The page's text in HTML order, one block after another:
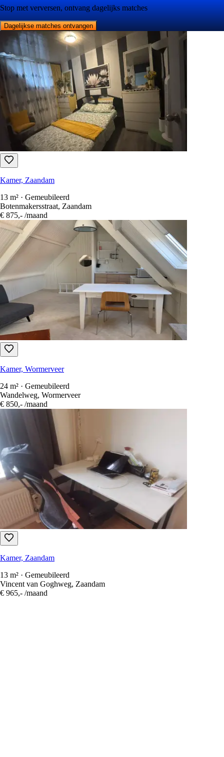
Stop met verversen, ontvang dagelijks matches
Dagelijkse matches ontvangen
Kamer, Zaandam
13 m² · Gemeubileerd
Botenmakersstraat, Zaandam
€ 875,- /maand
Kamer, Wormerveer
24 m² · Gemeubileerd
Wandelweg, Wormerveer
€ 850,- /maand
Kamer, Zaandam
13 m² · Gemeubileerd
Vincent van Goghweg, Zaandam
€ 965,- /maand